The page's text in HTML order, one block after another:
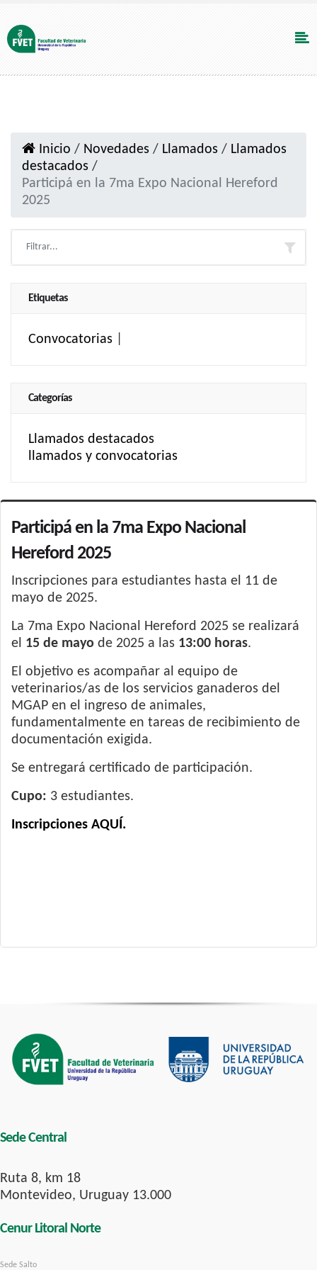
Inicio / Novedades / Llamados / Llamados
destacados /
Participá en la 7ma Expo Nacional Hereford
2025
Etiquetas
Convocatorias
Categorías
Llamados destacados
llamados y convocatorias
Participá en la 7ma Expo Nacional
Hereford 2025
Inscripciones para estudiantes hasta el 11 de
mayo de 2025.
La 7ma Expo Nacional Hereford 2025 se realizará
el 15 de mayo de 2025 a las 13:00 horas.
El objetivo es acompañar al equipo de
veterinarios/as de los servicios ganaderos del
MGAP en el ingreso de animales,
fundamentalmente en tareas de recibimiento de
documentación exigida.
Se entregará certificado de participación.
Cupo: 3 estudiantes.
Inscripciones AQUÍ.
Sede Central
Ruta 8, km 18
Montevideo, Uruguay 13.000
Cenur Litoral Norte
Sede Salto